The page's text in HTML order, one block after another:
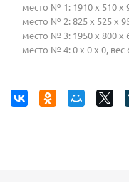
место № 1: 1910 х 510 х
место № 2: 825 х 525 х
место № 3: 1950 х 800 х
место № 4: 0 х 0 х 0, вес